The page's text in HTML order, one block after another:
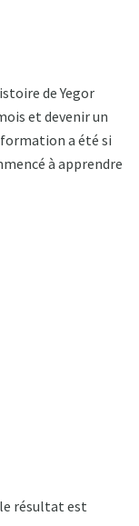
de Yegor
et devenir un
a été si
à apprendre
résultat est